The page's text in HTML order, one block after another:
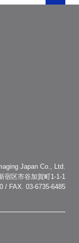
Japan Co., Ltd.
区市谷加賀町1-1-1
/ FAX. 03-6735-6485